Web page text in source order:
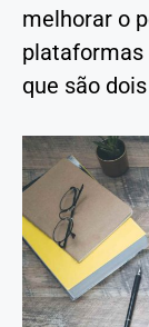
melhorar o
plataformas
que são